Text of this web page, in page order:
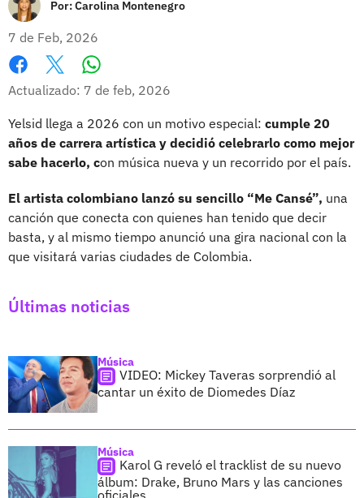
Por:Carolina Montenegro
7 de Feb, 2026
Facebook
X
Actualizado: 7 de feb, 2026
Yelsid llega a 2026 con un motivo especial: cumple 20
años de carrera artística y decidió celebrarlo como mejor
sabe hacerlo, con música nueva y un recorrido por el país.
El artista colombiano lanzó su sencillo “Me Cansé”, una
canción que conecta con quienes han tenido que decir
basta, y al mismo tiempo anunció una gira nacional con la
que visitará varias ciudades de Colombia.
Últimas noticias
Música
VIDEO: Mickey Taveras sorprendió al
cantar un éxito de Diomedes Díaz
Música
Karol G reveló el tracklist de su nuevo
álbum: Drake, Bruno Mars y las canciones
oficiales